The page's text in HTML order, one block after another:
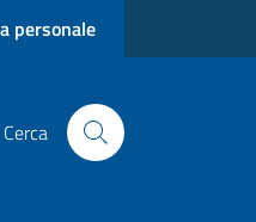
personale
Cerca